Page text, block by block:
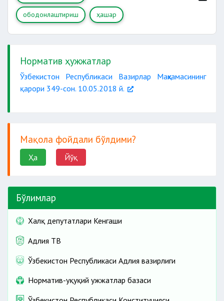
ободонлаштириш ҳашар
Норматив ҳужжатлар
Ўзбекистон Республикаси Вазирлар Маҳкамасининг
қарори 349-сон. 10.05.2018 й.
Мақола фойдали бўлдими?
Ҳа Йўқ
Бўлимлар
Халқ депутатлари Кенгаши
Адлия ТВ
Ўзбекистон Республикаси Адлия вазирлиги
Норматив-ҳуқуқий ҳужжатлар базаси